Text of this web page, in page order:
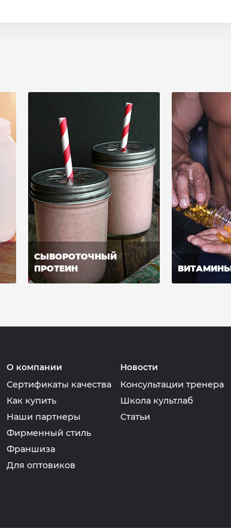
СЫВОРОТОЧНЫЙ
ПРОТЕИН
О компании
Сертификаты качества
Как купить
Наши партнеры
Фирменный стиль
Франшиза
Для оптовиков
Новости
Консультации тренера
Школа культлаб
Статьи